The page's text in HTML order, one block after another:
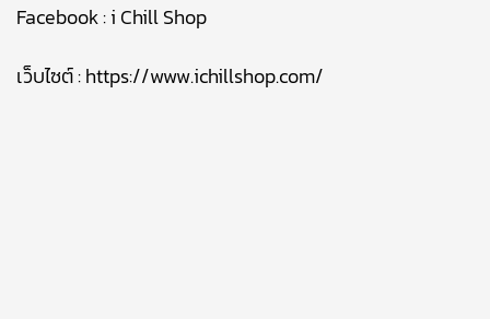
Facebook :i Chill Shop
เว็บไซต์ :https://www.ichillshop.com/